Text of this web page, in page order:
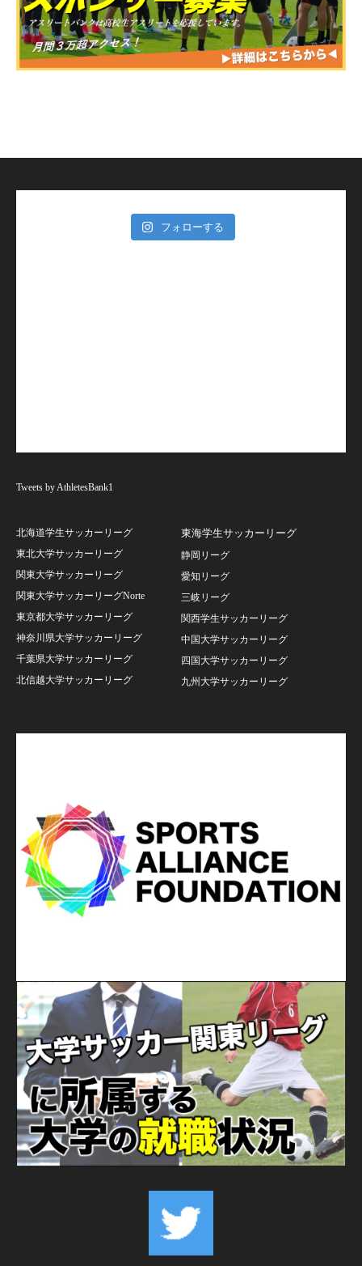
フォローする
Tweets by AthletesBank1
北海道学生サッカーリーグ
東北大学サッカーリーグ
関東大学サッカーリーグ
関東大学サッカーリーグNorte
東京都大学サッカーリーグ
神奈川県大学サッカーリーグ
千葉県大学サッカーリーグ
北信越大学サッカーリーグ
東海学生サッカーリーグ
静岡リーグ
愛知リーグ
三岐リーグ
関西学生サッカーリーグ
中国大学サッカーリーグ
四国大学サッカーリーグ
九州大学サッカーリーグ